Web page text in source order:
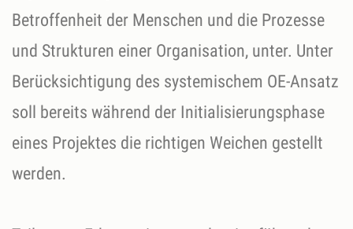
Betroffenheit der Menschen und die Prozesse
und Strukturen einer Organisation, unter. Unter
Berücksichtigung des systemischem OE-Ansatz
soll bereits während der Initialisierungsphase
eines Projektes die richtigen Weichen gestellt
werden.